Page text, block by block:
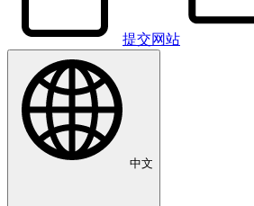
提交网站
中文